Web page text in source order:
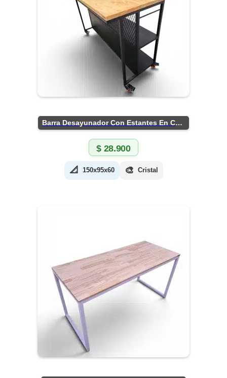
Barra Desayunador Con Estantes En Chapa
$28.900
📐 150x95x60 🎨 Cristal